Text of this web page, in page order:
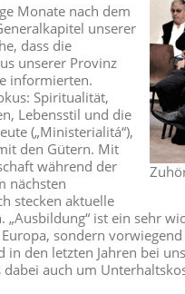
Monate nach dem
unserer
dass die
unserer Provinz
informierten.
Spiritualität,
Lebensstil und die
(„Ministerialitá“),
den Gütern. Mit
während der
nächsten
stecken aktuelle
„Ausbildung“ ist ein sehr
sondern
den letzten Jahren bei
auch um